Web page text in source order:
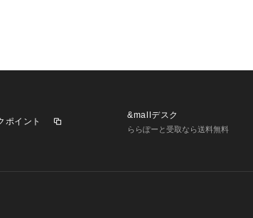
ポイント
&mallデスク
ららぽーと受取なら送料無料